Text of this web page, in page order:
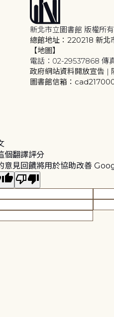
新北市立圖書館 版權所有
總館地址：220218 新北
【地圖】
電話：02-29537868 傳
政府網站資料開放宣告 |
圖書館信箱：
個翻譯評分
意見回饋將用於協助改善